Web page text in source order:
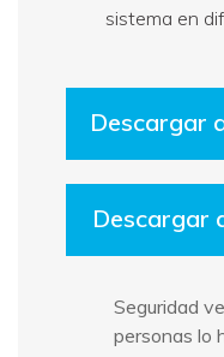
sistema en
Descargar
Descargar
Seguridad
personas lo